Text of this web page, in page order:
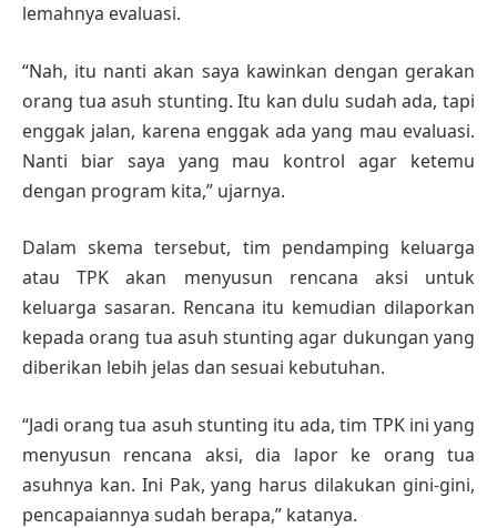
lemahnya evaluasi.
“Nah, itu nanti akan saya kawinkan dengan gerakan
orang tua asuh stunting. Itu kan dulu sudah ada, tapi
enggak jalan, karena enggak ada yang mau evaluasi.
Nanti biar saya yang mau kontrol agar ketemu
dengan program kita,” ujarnya.
Dalam skema tersebut, tim pendamping keluarga
atau TPK akan menyusun rencana aksi untuk
keluarga sasaran. Rencana itu kemudian dilaporkan
kepada orang tua asuh stunting agar dukungan yang
diberikan lebih jelas dan sesuai kebutuhan.
“Jadi orang tua asuh stunting itu ada, tim TPK ini yang
menyusun rencana aksi, dia lapor ke orang tua
asuhnya kan. Ini Pak, yang harus dilakukan gini-gini,
pencapaiannya sudah berapa,” katanya.